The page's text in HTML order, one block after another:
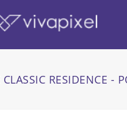
CLASSIC RESIDENCE -